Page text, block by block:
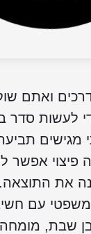
ואתם
סדר
תביעה,
אפשר
התוצאה.
עם
מומחה